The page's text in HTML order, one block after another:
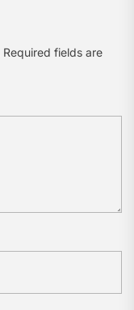
Required fields are